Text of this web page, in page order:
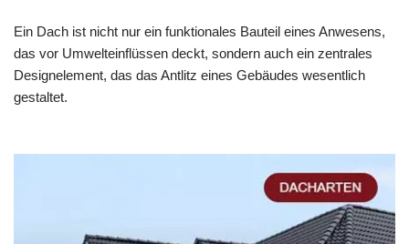
Ein Dach ist nicht nur ein funktionales Bauteil eines Anwesens,
das vor Umwelteinflüssen deckt, sondern auch ein zentrales
Designelement, das das Antlitz eines Gebäudes wesentlich
gestaltet.